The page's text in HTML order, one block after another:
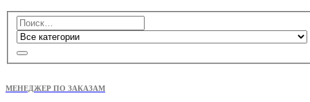
МЕНЕДЖЕР ПО ЗАКАЗАМ